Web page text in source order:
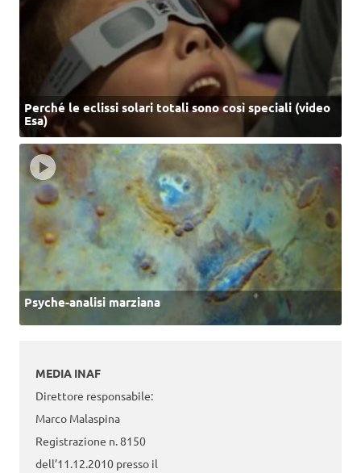
Perché le eclissi solari totali sono così speciali (video
Esa)
Psyche-analisi marziana
MEDIA INAF
Direttore responsabile:
Marco Malaspina
Registrazione n. 8150
dell’11.12.2010 presso il